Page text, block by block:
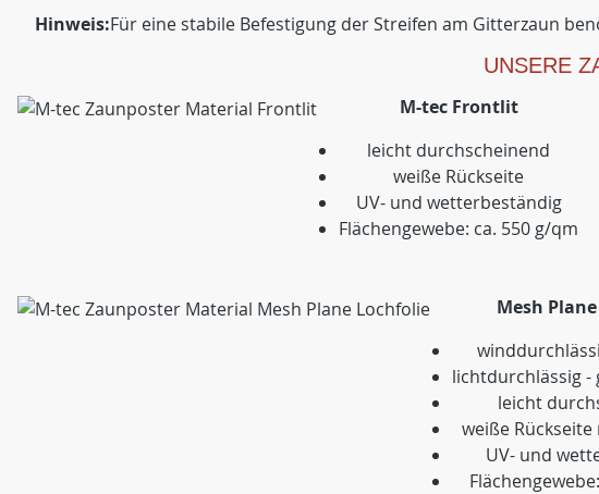
Hinweis:Für eine stabile Befestigung der Streifen am Gitterzaun
UNSERE
M-tec Frontlit
leicht durchscheinend
weiße Rückseite
UV- und wetterbeständig
Flächengewebe: ca. 550 g/qm
Mesh
lichtdurchlässig -
leicht
weiße
UV- und